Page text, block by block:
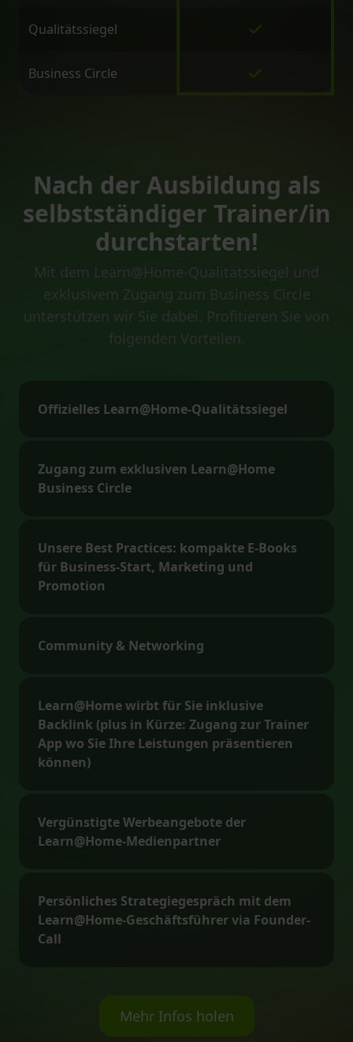
Qualitätssiegel
Business Circle
Nach der Ausbildung als
selbstständiger Trainer/in
durchstarten!
Mit dem Learn@Home-Qualitätssiegel und
exklusivem Zugang zum Business Circle
unterstützen wir Sie dabei. Profitieren Sie von
folgenden Vorteilen.
Offizielles Learn@Home-Qualitätssiegel
Zugang zum exklusiven Learn@Home
Business Circle
Unsere Best Practices: kompakte E-Books
für Business-Start, Marketing und
Promotion
Community & Networking
Learn@Home wirbt für Sie inklusive
Backlink (plus in Kürze: Zugang zur Trainer
App wo Sie Ihre Leistungen präsentieren
können)
Vergünstigte Werbeangebote der
Learn@Home-Medienpartner
Persönliches Strategiegespräch mit dem
Learn@Home-Geschäftsführer via Founder-
Call
Mehr Infos holen